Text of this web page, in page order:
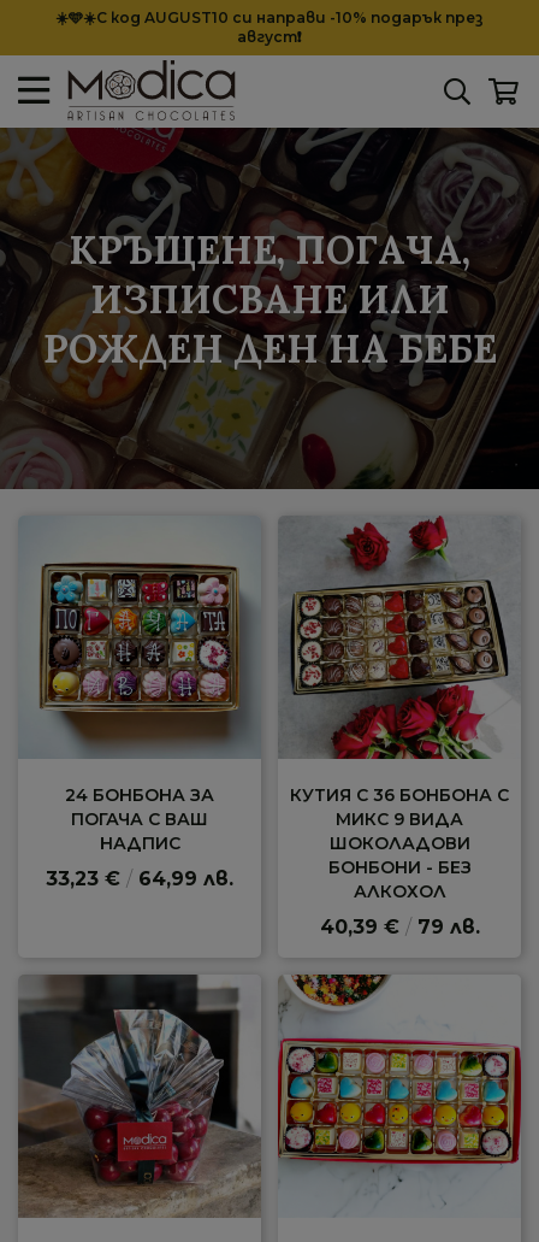
☀️🩵☀️С код AUGUST10 си направи -10% подарък през
август❗
КРЪЩЕНЕ, ПОГАЧА,
ИЗПИСВАНЕ ИЛИ
РОЖДЕН ДЕН НА БЕБЕ
24 БОНБОНА ЗА
ПОГАЧА С ВАШ
НАДПИС
33,23 € / 64,99 лв.
КУТИЯ С 36 БОНБОНА С
МИКС 9 ВИДА
ШОКОЛАДОВИ
БОНБОНИ - БЕЗ
АЛКОХОЛ
40,39 € /79 лв.